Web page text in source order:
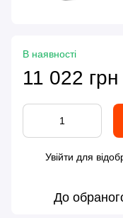
В наявності
11 022 грн
Увійти для
До